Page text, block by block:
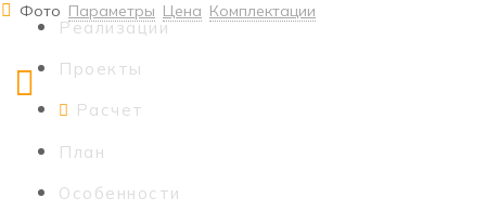
Реализации
Проекты
Расчет
План
Особенности
Фото Параметры Цена Комплектации